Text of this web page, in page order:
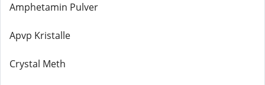
Amphetamin Pulver
Apvp Kristalle
Crystal Meth